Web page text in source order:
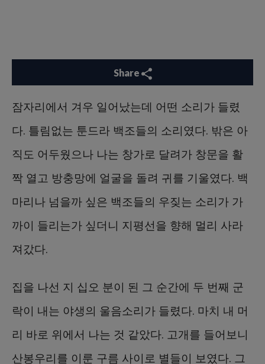
Share
잠자리에서 겨우 일어났는데 어떤 소리가 들렸
다. 틀림없는 툰드라 백조들의 소리였다. 밖은 아
직도 어두웠으나 나는 창가로 달려가 창문을 활
짝 열고 방충망에 얼굴을 돌려 귀를 기울였다. 백
마리나 넘을까 싶은 백조들의 우짖는 소리가 가
까이 들리는가 싶더니 지평선을 향해 멀리 사라
져갔다.
집을 나선 지 십오 분이 된 그 순간에 두 번째 군
락이 내는 야생의 울음소리가 들렸다. 마치 내 머
리 바로 위에서 나는 것 같았다. 고개를 들어보니
산봉우리를 이룬 구름 사이로 별들이 보였다. 그